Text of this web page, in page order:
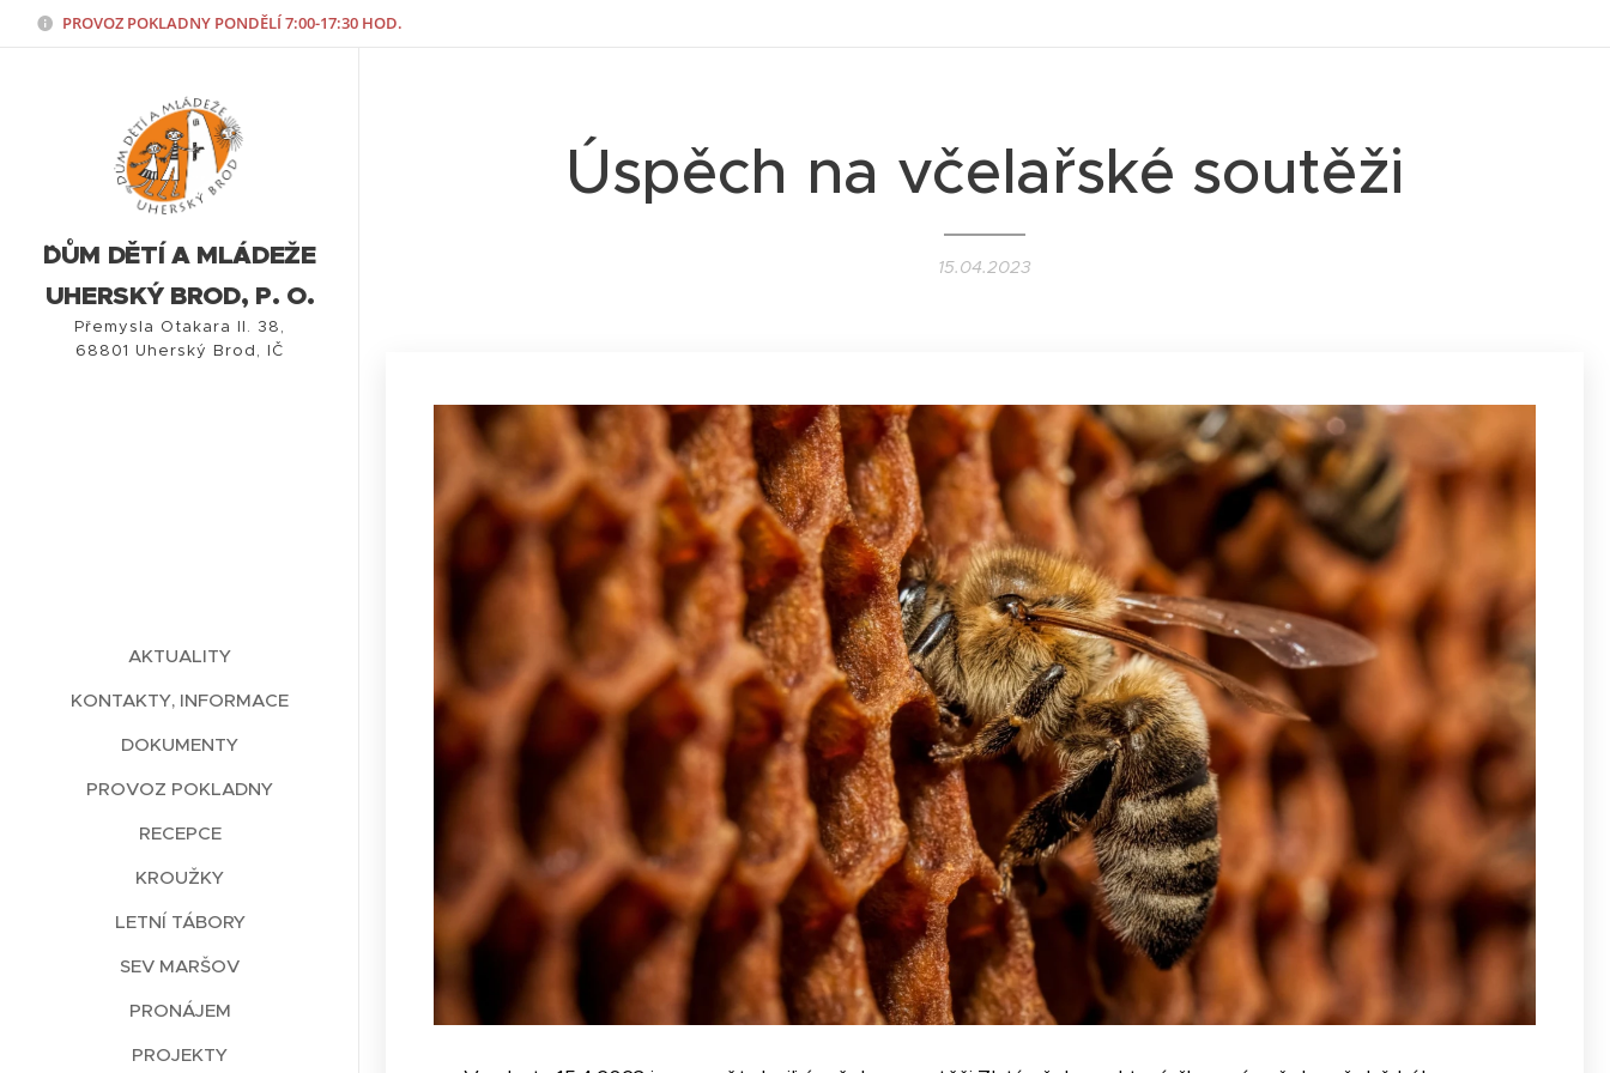
PROVOZ POKLADNY PONDĚLÍ7:00-17:30 HOD.
¨DŮM DĚTÍ A MLÁDEŽE
UHERSKÝ BROD, P. O.
Přemysla Otakara II. 38,
68801 Uherský Brod, IČ
AKTUALITY
KONTAKTY, INFORMACE
DOKUMENTY
PROVOZ POKLADNY
RECEPCE
KROUŽKY
LETNÍ TÁBORY
SEV MARŠOV
PRONÁJEM
PROJEKTY
Úspěch na včelařské soutěži
15.04.2023